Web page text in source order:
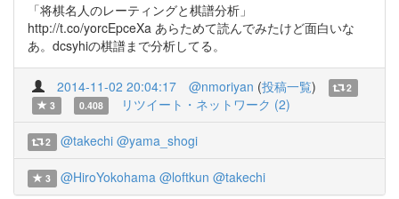
「将棋名人のレーティングと棋譜分析」
http://t.co/yorcEpceXa あらためて読んでみたけど面白いな
あ。dcsyhiの棋譜まで分析してる。
2014-11-02 20:04:17 @nmoriyan (投稿一覧)
2
3
0.408 リツイート・ネットワーク (2)
2 @takechi @yama_shogi
3 @HiroYokohama @loftkun @takechi